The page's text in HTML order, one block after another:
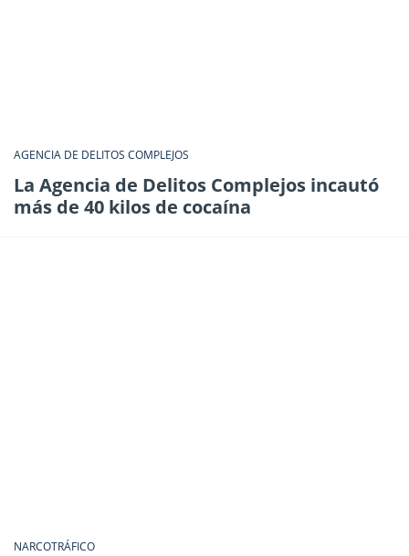
AGENCIA DE DELITOS COMPLEJOS
La Agencia de Delitos Complejos incautó
más de 40 kilos de cocaína
NARCOTRÁFICO